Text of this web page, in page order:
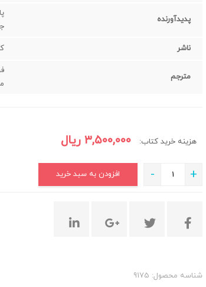
پدیدآورنده
ناشر
مترجم
هزینه خرید کتاب: ۳,۵۰۰,۰۰۰ ریال
+
- افزودن به سبد خرید
شناسه محصول: 9175